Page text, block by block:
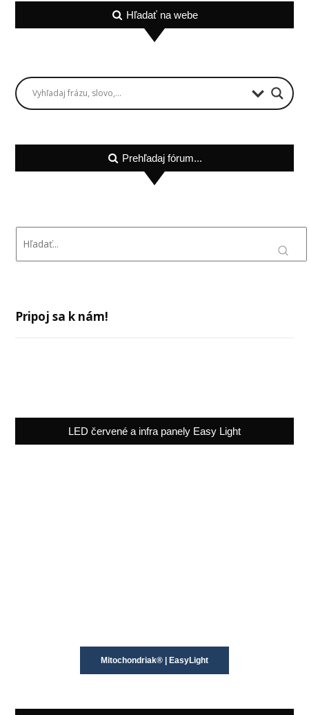
Hľadať na webe
Prehľadaj fórum...
Pripoj sa k nám!
LED červené a infra panely Easy Light
Mitochondriak® | EasyLight